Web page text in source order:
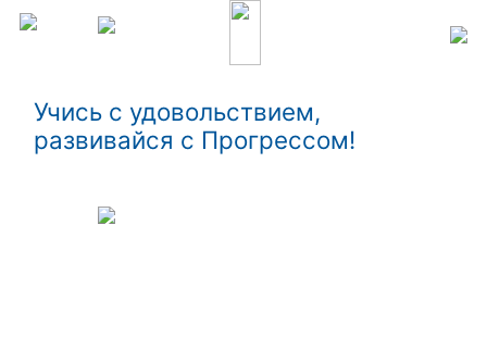
Учись с удовольствием,
развивайся с Прогрессом!